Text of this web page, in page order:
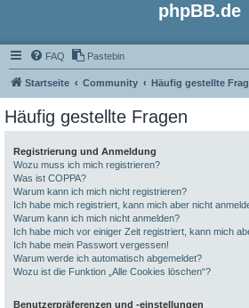
phpBB.de
FAQ Pastebin
Startseite Community Häufig gestellte
Häufig gestellte Fragen
Registrierung und Anmeldung
Wozu muss ich mich registrieren?
Was ist COPPA?
Warum kann ich mich nicht registrieren?
Ich habe mich registriert, kann mich aber nicht
Warum kann ich mich nicht anmelden?
Ich habe mich vor einiger Zeit registriert, kann mich
Ich habe mein Passwort vergessen!
Warum werde ich automatisch abgemeldet?
Wozu ist die Funktion „Alle Cookies löschen“?
Benutzerpräferenzen und -einstellungen